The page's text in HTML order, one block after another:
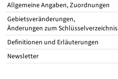
Allgemeine Angaben, Zuordnungen
Gebietsveränderungen,
Änderungen zum Schlüsselverzeichnis
Definitionen und Erläuterungen
Newsletter